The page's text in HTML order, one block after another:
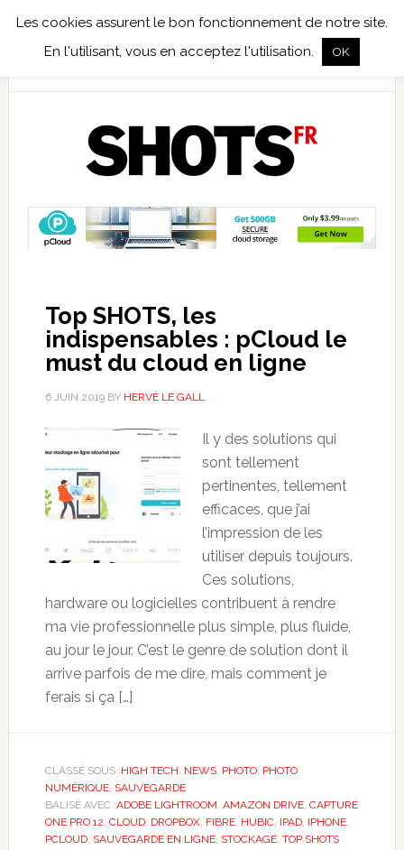
Top SHOTS, les
indispensables : pCloud le
must du cloud en ligne
6 JUIN 2019BY HERVÉ LE GALL
Il y des solutions qui
sont tellement
pertinentes, tellement
efficaces, que j’ai
l’impression de les
utiliser depuis toujours.
Ces solutions,
hardware ou logicielles contribuent à rendre
ma vie professionnelle plus simple, plus fluide,
au jour le jour. C’est le genre de solution dont il
arrive parfois de me dire, mais comment je
ferais si ça […]
CLASSÉ SOUS :HIGH TECH NEWS, PHOTO, PHOTO
NUMÉRIQUE, SAUVEGARDE
BALISÉ AVEC :ADOBE LIGHTROOM AMAZON DRIVE, CAPTURE
ONE PRO 12 CLOUD, DROPBOX, FIBRE, HUBIC, IPAD, IPHONE,
PCLOUD, SAUVEGARDE EN LIGNE, STOCKAGE, TOP SHOTS
Les cookies assurent le bon fonctionnement de notre site.
En l'utilisant, vous en acceptez l'utilisation.
OK